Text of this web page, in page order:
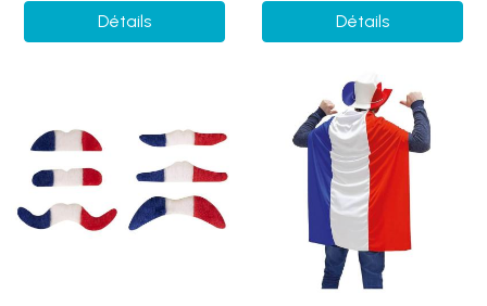
Détails Détails